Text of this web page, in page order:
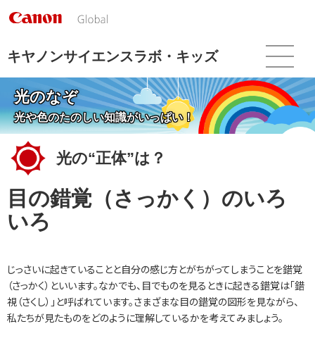
ー
文
へ
キヤノンサイエンスラボ・キッズ
光のなぞ
光や色のたのしい知識がいっぱい！
光の“正体”は？
目の錯覚（さっかく）のいろ
いろ
じっさいに起きていることと自分の感じ方とがちがってしまうことを錯覚
（さっかく）といいます。なかでも、目でものを見るときに起きる錯覚は「錯
視（さくし）」と呼ばれています。さまざまな目の錯覚の図形を見ながら、
私たちが見たものをどのように理解しているかを考えてみましょう。